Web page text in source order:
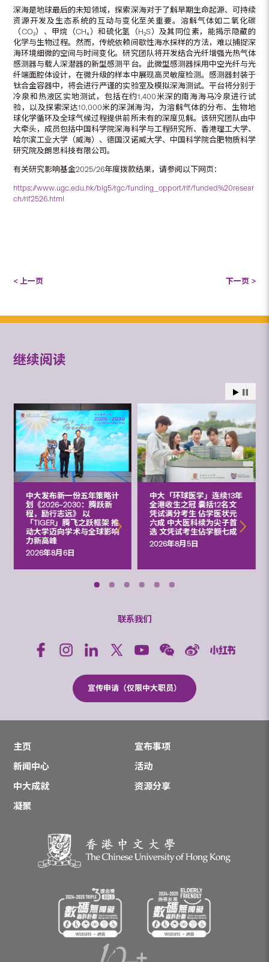
深海是地球最后的未知领域，探索深海对于了解早期生命起源、可持续
资源开发及生态系统的互动与变化至关重要。溶解气体如二氧化碳
（CO₂）、甲烷（CH₄）和硫化氢（H₂S）及其同位素，能揭示隐藏的
化学与生物过程。然而，传统依赖间歇性海水採样的方法，难以捕捉深
海环境细微的空间与时间变化。研究团队将开发结合光纤增强光热气体
感测器与载人深潜器的新型感测平台。此微型感测器採用中空光纤与光
纤端面腔体设计，在微升级的样本中展现高灵敏度检测。感测器封装于
钛合金容器中，将会进行严谨的实验室及模拟深海测试。平台将分别于
冷泉和热液区实地测试，包括在约1,400米深的南海海马冷泉进行试
验，以及探索深达10,000米的深渊海沟，为溶解气体的分布、生物地
球化学循环及全球气候过程提供前所未有的深度见解。该研究团队由中
大牵头，成员包括中国科学院深海科学与工程研究所、香港理工大学、
哈尔滨工业大学（威海）、德国汉诺威大学、中国科学院合肥物质科学
研究院及朗思科技有限公司。
有关研究影响基金2025/26年度拨款结果，请参阅以下网页：
https://www.ugc.edu.hk/big5/rgc/funding_opport/rif/funded%20resear
ch/rif2526.html
< 上一页 下一页 >
继续阅读
中大发布新一份五年策略计
划《2026‒2030：腾跃新
程，励行志远》 以
「TIGER」腾飞之跃框架 推
动大学迈向学术与全球影响
力新高峰
2026年8月6日
中大「环球医学」连续13年
全港收生之冠 囊括12名文
凭试满分考生 佔学医状元
六成 中大医科续为尖子首
选 文凭试考生佔学额七成
2026年8月5日
联系我们
宣传申请（仅限中大职员）
主页
宣布事项
新闻中心
活动
中大成就
资源分享
凝聚